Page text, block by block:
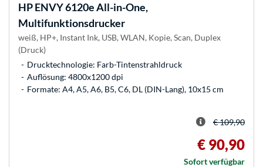
HPENVY 6120e All-in-One,
Multifunktionsdrucker
weiß, HP+, Instant Ink, USB, WLAN, Kopie, Scan, Duplex
(Druck)
Drucktechnologie: Farb-Tintenstrahldruck
Auflösung: 4800x1200 dpi
Formate: A4, A5, A6, B5, C6, DL (DIN-Lang), 10x15 cm
€ 109,90
€ 90,90
Sofort verfügbar